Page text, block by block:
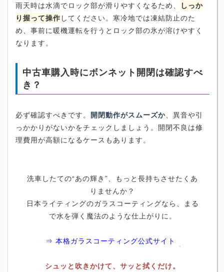
雨天時は水滴でロック部が滑りやすくなるため、
しっか
り握って操作 してください。寒冷地では凍結防止のた
め、事前に暖機運転を行うとロック部の氷が溶けやすく
なります。
中古車購入時にボンネット開閉は確認すべ
き？
必ず確認すべきです。 開閉動作がスムーズか 、異音や引
っかかりがないかをチェックしましょう。開閉不良は修
理費用が高額になるケースもあります。
洗車したての“あの輝き”、もっと長持ちさせたくあ
りませんか？
日本ライティングのガラスコーティングなら、まる
で水を弾く魔法のような仕上がりに。
⇒ 本格ガラスコーティング公式サイト
シュッと吹きかけて、サッと拭くだけ。